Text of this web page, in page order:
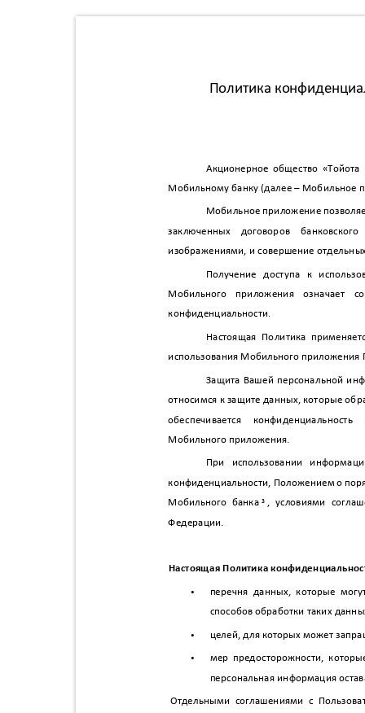
Политика
Акционерное общество
Мобильному банку (далее – Мобильное
Мобильное приложение
заключенных договоров
изображениями, и совершение
Получение доступа к
Мобильного приложения означает
конфиденциальности.
Настоящая Политика
использования Мобильного
Защита Вашей персональной
относимся к защите данных, которые
обеспечивается
Мобильного приложения.
При использовании
конфиденциальности, Положением о
Мобильного банка 3 , условиями
Федерации.
Настоящая Политика
•
перечня данных, которые
способов обработки таких
•
•
целей, для которых может
мер предосторожности,
персональная информация
Отдельными соглашениями с